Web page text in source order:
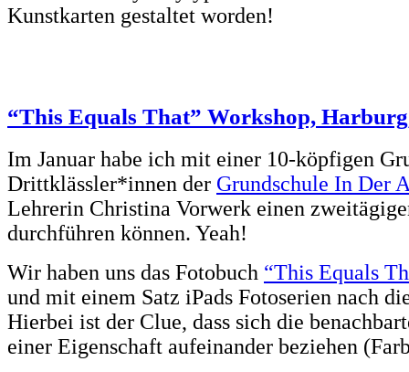
Kunstkarten gestaltet worden!
“This Equals That” Workshop,
Im Januar habe ich mit einer 10-köpfigen
Drittklässler*innen der Grundschule In Der
Lehrerin Christina Vorwerk einen
durchführen können. Yeah!
Wir haben uns das Fotobuch “This Equals
und mit einem Satz iPads Fotoserien nach
Hierbei ist der Clue, dass sich die
einer Eigenschaft aufeinander beziehen